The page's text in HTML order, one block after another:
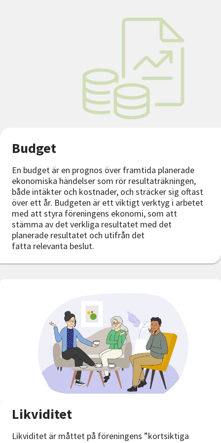
Budget
En budget är en prognos över framtida planerade
ekonomiska händelser som rör resultaträkningen,
både intäkter och kostnader, och sträcker sig oftast
över ett år. Budgeten är ett viktigt verktyg i arbetet
med att styra föreningens ekonomi, som att
stämma av det verkliga resultatet med det
planerade resultatet och utifrån det
fatta relevanta beslut.
Likviditet
Likviditet är måttet på föreningens ”kortsiktiga